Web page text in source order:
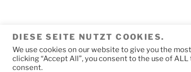
Mit Stolz präsentiert von
DIESE SEITE NUTZT COOKIES.
We use cookies on our website to give you the
clicking “Accept All”, you consent to the use of
consent.